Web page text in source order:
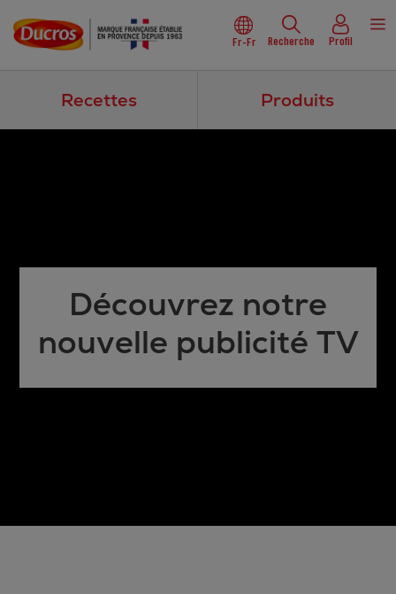
Fr-Fr Recherche Profil
Recettes Produits
Découvrez notre
nouvelle publicité TV